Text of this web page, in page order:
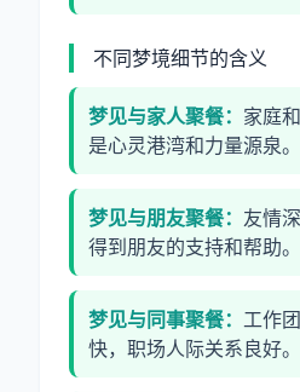
不同梦境细节的含义
梦见与家人聚餐： 家庭
是心灵港湾和力量源泉。
梦见与朋友聚餐： 友情
得到朋友的支持和帮助。
梦见与同事聚餐： 工作
快，职场人际关系良好。